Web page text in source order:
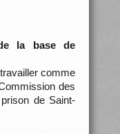
la base de
comme
des
de Saint-